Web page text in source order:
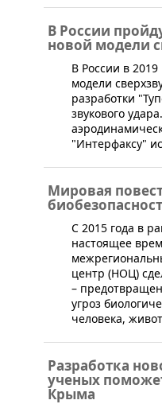
В России
новой модели
В России в
модели
разработки
звукового
"Интерфаксу"
Мировая
​С 2015 года в
настоящее
центр (НОЦ)
–
угроз
человека,
Разработка
ученых
Крыма